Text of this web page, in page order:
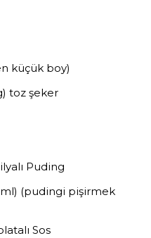
küçük boy)
toz şeker
Puding
ml) (pudingi pişirmek
Sos